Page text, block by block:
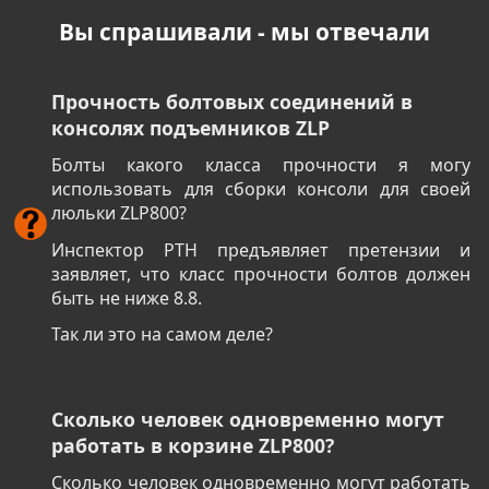
Вы спрашивали - мы отвечали
Прочность болтовых соединений в
консолях подъемников ZLP
Болты какого класса прочности я могу
использовать для сборки консоли для своей
люльки ZLP800?
Инспектор РТН предъявляет претензии и
заявляет, что класс прочности болтов должен
быть не ниже 8.8.
Так ли это на самом деле?
Сколько человек одновременно могут
работать в корзине ZLP800?
Сколько человек одновременно могут работать